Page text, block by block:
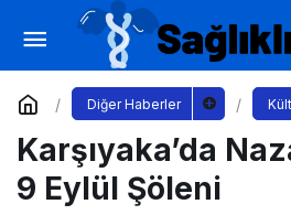
Diğer Haberler
Karşıyaka’da
9 Eylül Şöleni
Emel Sayın Şarkıları
Yorum Yap Paylaş